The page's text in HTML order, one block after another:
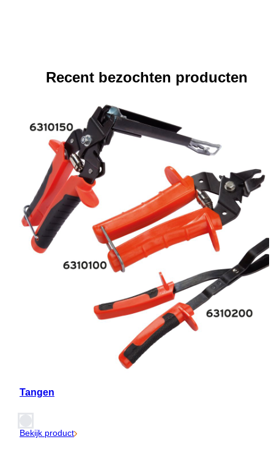
Recent bezochten producten
Tangen
Bekijk product